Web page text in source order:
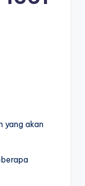
yang akan